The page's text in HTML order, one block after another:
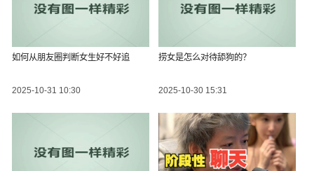
如何从朋友圈判断女生好不好追
2025-10-31 10:30
捞女是怎么对待舔狗的？
2025-10-30 15:31